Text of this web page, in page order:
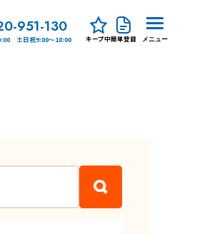
951-130
土日祝9:00～18:00 キープ中簡単登録 メニュー